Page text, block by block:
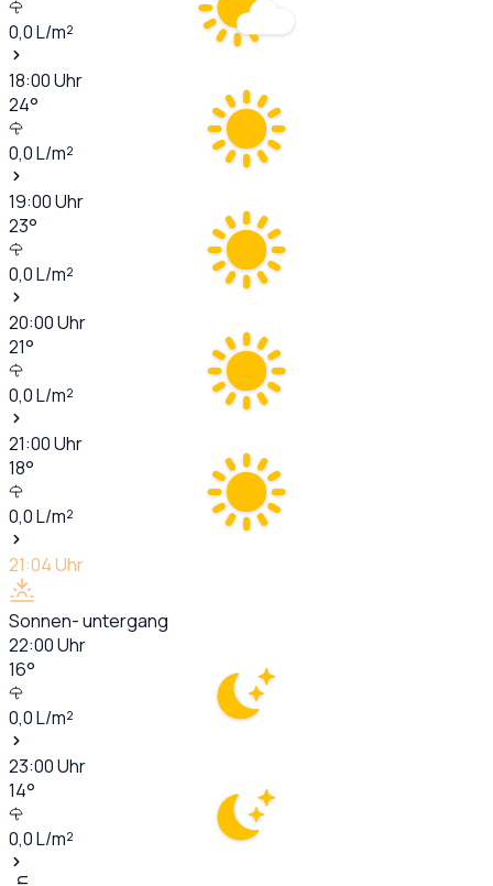
0,0L/m²
18:00Uhr
24°
0,0L/m²
19:00Uhr
23°
0,0L/m²
20:00Uhr
21°
0,0L/m²
21:00Uhr
18°
0,0L/m²
21:04Uhr
Sonnen- untergang
22:00Uhr
16°
0,0L/m²
23:00Uhr
14°
0,0L/m²